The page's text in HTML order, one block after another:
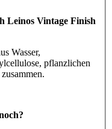
Leinos Vintage Finish
Wasser,
pflanzlichen